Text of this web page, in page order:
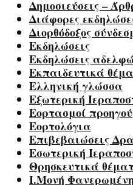
Δημοσιεύσεις –
Διάφορες
Διορθόδοξος
Εκδηλώσεις
Εκδηλώσεις
Εκπαιδευτικά
Ελληνική γλώσσα
Εξωτερική
Εορτασμοί
Εορτολόγια
Επιβεβαιώσεις
Εσωτερική
Θρησκευτικά
Ι.Μονή